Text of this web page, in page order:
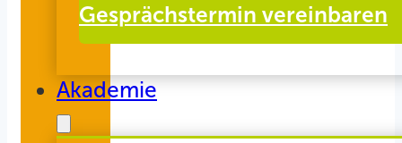
Gesprächstermin vereinbaren
Akademie